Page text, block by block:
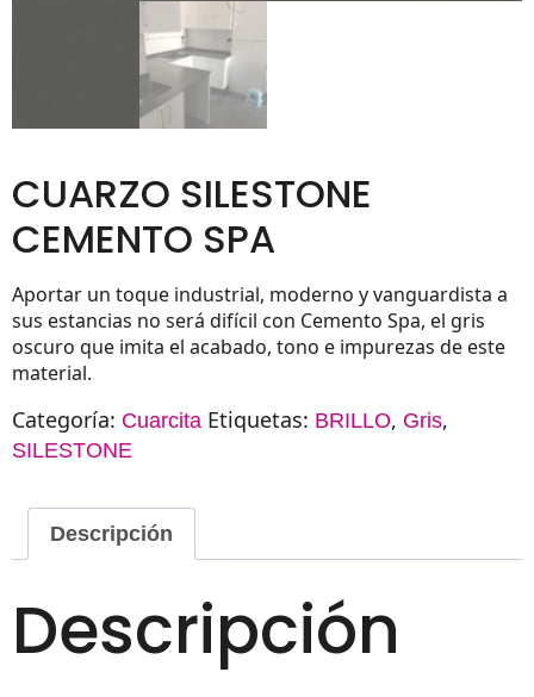
CUARZO SILESTONE
CEMENTO SPA
Aportar un toque industrial, moderno y vanguardista a
sus estancias no será difícil con Cemento Spa, el gris
oscuro que imita el acabado, tono e impurezas de este
material.
Categoría: Cuarcita Etiquetas: BRILLO, Gris,
SILESTONE
Descripción
Descripción